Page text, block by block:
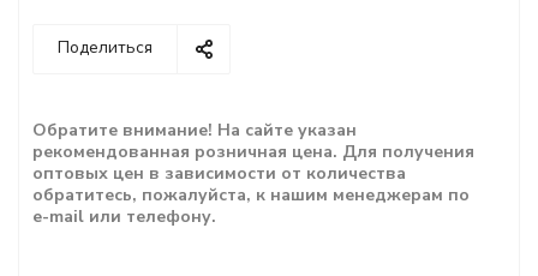
Поделиться
Обратите внимание! На сайте указан
рекомендованная розничная цена. Для получения
оптовых цен в зависимости от количества
обратитесь, пожалуйста, к нашим менеджерам по
e-mail или телефону.